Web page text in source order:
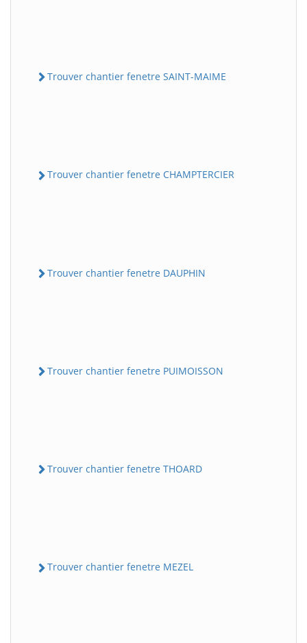
Trouver chantier fenetre SAINT-MAIME
Trouver chantier fenetre CHAMPTERCIER
Trouver chantier fenetre DAUPHIN
Trouver chantier fenetre PUIMOISSON
Trouver chantier fenetre THOARD
Trouver chantier fenetre MEZEL